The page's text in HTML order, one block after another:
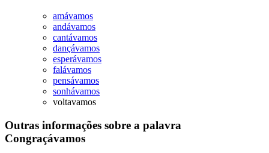
amávamos
andávamos
cantávamos
dançávamos
esperávamos
falávamos
pensávamos
sonhávamos
voltavamos
Outras informações sobre a palavra
Congraçávamos